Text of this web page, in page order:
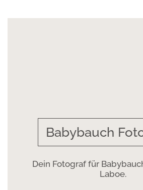
Babybauch
Dein Fotograf für
Laboe.